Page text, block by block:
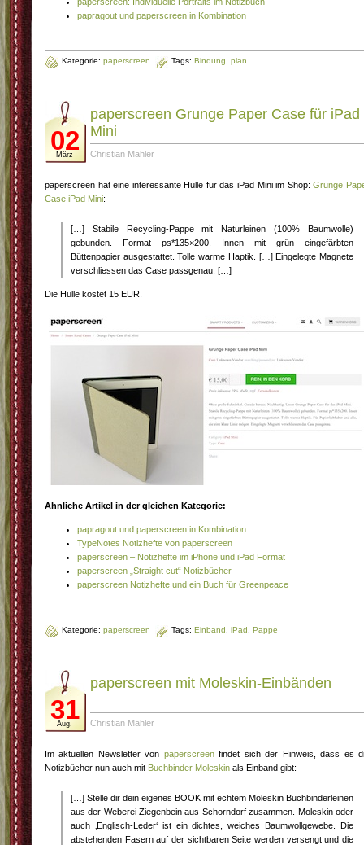
papragout und paperscreen in Kombination
Kategorie: paperscreen Tags: Bindung plan
02
März
paperscreen Grunge Paper Case für iPad
Mini
Christian Mähler
paperscreen hat eine interessante Hülle für das iPad Mini im Shop:Grunge
Case iPad Mini:
[…] Stabile Recycling-Pappe mit Naturleinen (100% Baumwolle)
gebunden. Format ps*135×200. Innen mit grün eingefärbten
Büttenpapier ausgestattet. Tolle warme Haptik. […] Eingelegte Magnete
verschliessen das Case passgenau. […]
Die Hülle kostet 15 EUR.
Ähnliche Artikel in der gleichen Kategorie:
papragout und paperscreen in Kombination
TypeNotes Notizhefte von paperscreen
paperscreen – Notizhefte im iPhone und iPad Format
paperscreen „Straight cut“ Notizbücher
paperscreen Notizhefte und ein Buch für Greenpeace
Kategorie: paperscreen Tags: Einband iPad Pappe
31
Aug.
paperscreen mit Moleskin-Einbänden
Christian Mähler
Im aktuellen Newsletter von paperscreenfindet sich der Hinweis, dass es
Notizbücher nun auch mit Buchbinder Moleskin als Einband gibt:
[…] Stelle dir dein eigenes BOOK mit echtem Moleskin Buchbinderleinen
aus der Weberei Ziegenbein aus Schorndorf zusammen. Moleskin oder
auch ‚Englisch-Leder‘ ist ein dichtes, weiches Baumwollgewebe. Die
abstehenden Fasern auf der sichtbaren Seite werden versengt und die